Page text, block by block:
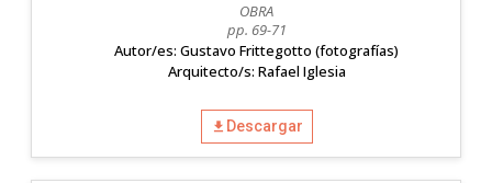
OBRA
pp. 69-71
Autor/es: Gustavo Frittegotto (fotografías)
Arquitecto/s: Rafael Iglesia
Descargar